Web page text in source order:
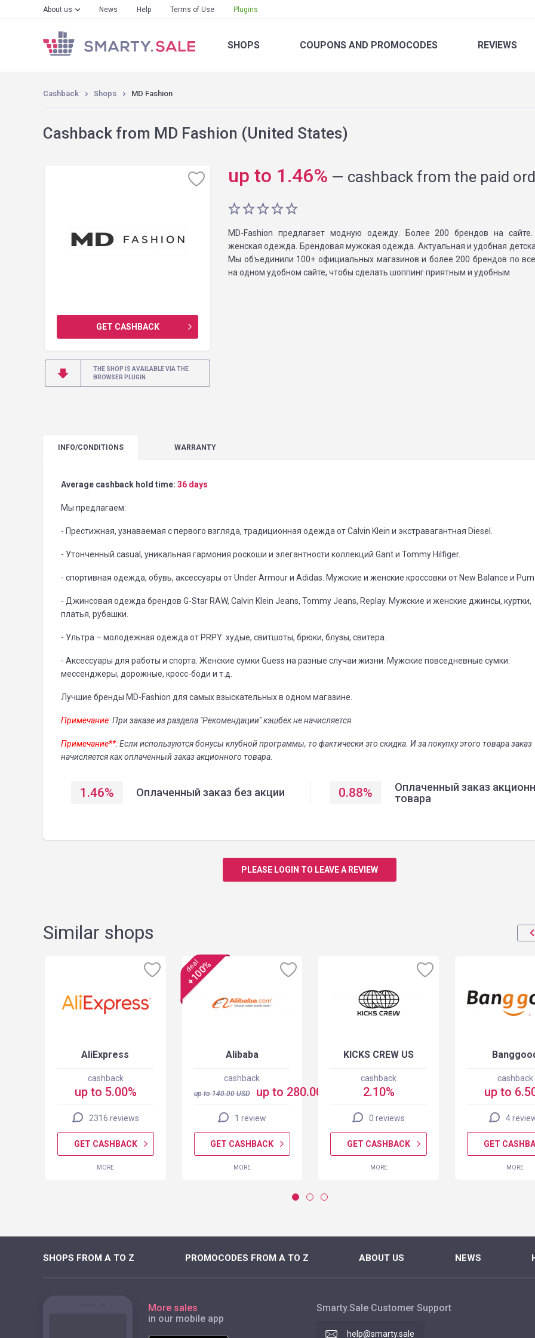
About us News Help Terms of Use Plugins
SHOPS COUPONS AND PROMOCODES REVIEWS
Cashback Shops MD Fashion
Cashback from MD Fashion (United States)
GET CASHBACK
THE SHOP IS AVAILABLE VIA THE
BROWSER PLUGIN
up to 1.46% — cashback from the paid
MD-Fashion предлагает модную одежду. Более 200 брендов на сайте.
женская одежда. Брендовая мужская одежда. Актуальная и удобная
Мы объединили 100+ официальных магазинов и более 200 брендов по
на одном удобном сайте, чтобы сделать шоппинг приятным и удобным
INFO/CONDITIONS WARRANTY
Average cashback hold time: 36 days
Мы предлагаем:
- Престижная, узнаваемая с первого взгляда, традиционная одежда от Calvin Klein и экстравагантная Diesel.
- Утонченный casual, уникальная гармония роскоши и элегантности коллекций Gant и Tommy Hilfiger.
- спортивная одежда, обувь, аксессуары от Under Armour и Adidas. Мужские и женские кроссовки от New Balance и
- Джинсовая одежда брендов G-Star RAW, Calvin Klein Jeans, Tommy Jeans, Replay. Мужские и женские джинсы, куртки,
платья, рубашки.
- Ультра – молодежная одежда от PRPY: худые, свитшоты, брюки, блузы, свитера.
- Аксессуары для работы и спорта. Женские сумки Guess на разные случаи жизни. Мужские повседневные сумки:
мессенджеры, дорожные, кросс-боди и т.д.
Лучшие бренды MD-Fashion для самых взыскательных в одном магазине.
Примечание:При заказе из раздела "Рекомендации" кэшбек не начисляется
Примечание**:Если используются бонусы клубной программы, то фактически это скидка. И за покупку этого товара заказ
начисляется как оплаченный заказ акционного товара.
1.46% Оплаченный заказ без акции 0.88%
Оплаченный заказ
товара
PLEASE LOGIN TO LEAVE A REVIEW
Similar shops
AliExpress
cashback
up to 5.00%
2316 reviews
GET CASHBACK
MORE
deal
+100%
Alibaba
cashback
up to140.00USD up to 280.00 USD
1 review
GET CASHBACK
MORE
KICKS CREW US
cashback
2.10%
0 reviews
GET CASHBACK
MORE
cashback
up to
4
GET
MORE
SHOPS FROM A TO Z PROMOCODES FROM A TO Z ABOUT US NEWS
More sales
in our mobile app
Smarty.Sale Customer Support
help@smarty.sale